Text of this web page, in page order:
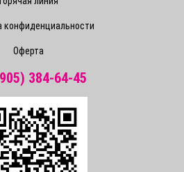
конфиденциальности
Оферта
384-64-45